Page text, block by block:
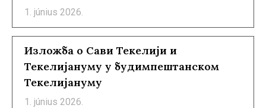
1. június 2026.
Изложба о Сави Текелији и
Текелијануму у будимпештанском
Текелијануму
1. június 2026.